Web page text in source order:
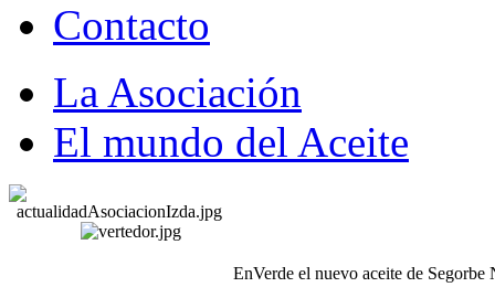
Contacto
La Asociación
El mundo del Aceite
EnVerde el nuevo aceite de Segorbe